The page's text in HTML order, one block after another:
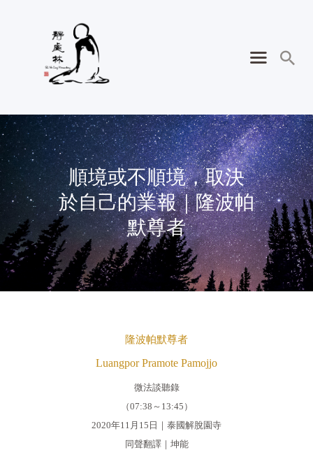
順境或不順境，取決
於自己的業報｜隆波帕
默尊者
隆波帕默尊者
Luangpor Pramote Pamojjo
微法談聽錄
（07:38～13:45）
2020年11月15日｜泰國解脫園寺
同聲翻譯｜坤能